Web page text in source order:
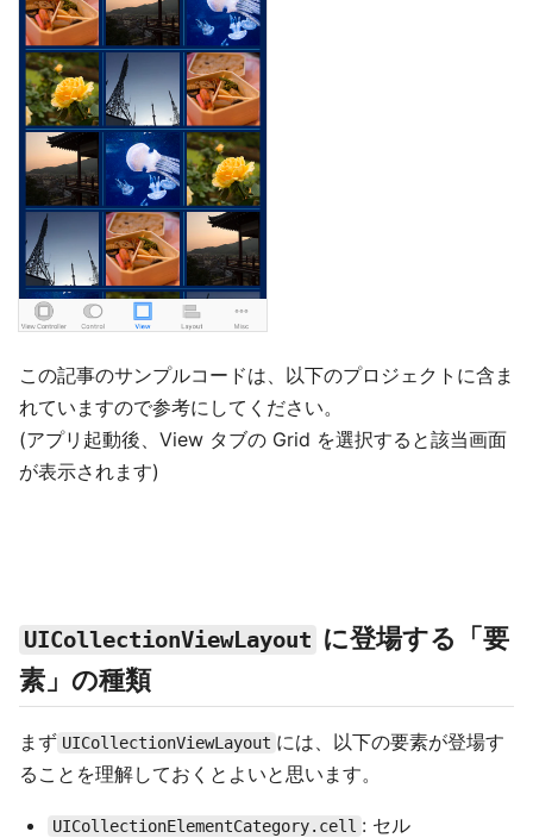
この記事のサンプルコードは、以下のプロジェクトに含ま
れていますので参考にしてください。
(アプリ起動後、View タブの Grid を選択すると該当画面
が表示されます)
UICollectionViewLayout に登場する「要
素」の種類
まず UICollectionViewLayout には、以下の要素が登場す
ることを理解しておくとよいと思います。
UICollectionElementCategory.cell : セル